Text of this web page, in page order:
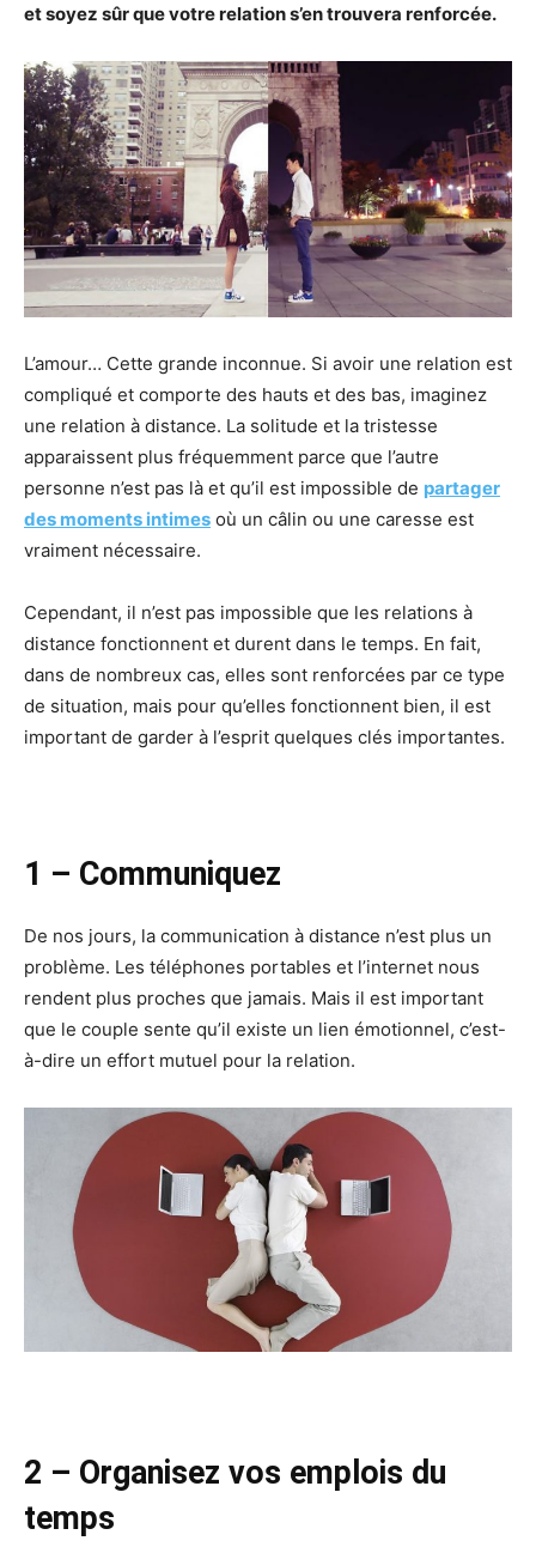
et soyez sûr que votre relation s’en trouvera renforcée.
L’amour… Cette grande inconnue. Si avoir une relation est
compliqué et comporte des hauts et des bas, imaginez
une relation à distance. La solitude et la tristesse
apparaissent plus fréquemment parce que l’autre
personne n’est pas là et qu’il est impossible de partager
des moments intimes où un câlin ou une caresse est
vraiment nécessaire.
Cependant, il n’est pas impossible que les relations à
distance fonctionnent et durent dans le temps. En fait,
dans de nombreux cas, elles sont renforcées par ce type
de situation, mais pour qu’elles fonctionnent bien, il est
important de garder à l’esprit quelques clés importantes.
1 – Communiquez
De nos jours, la communication à distance n’est plus un
problème. Les téléphones portables et l’internet nous
rendent plus proches que jamais. Mais il est important
que le couple sente qu’il existe un lien émotionnel, c’est-
à-dire un effort mutuel pour la relation.
2 – Organisez vos emplois du
temps